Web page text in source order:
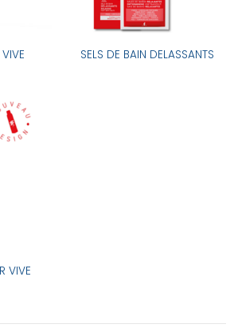
SELS DE BAIN DELASSANTS
VIVE